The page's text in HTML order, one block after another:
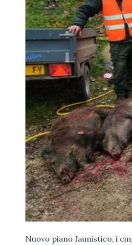
Nuovo piano faunistico, i